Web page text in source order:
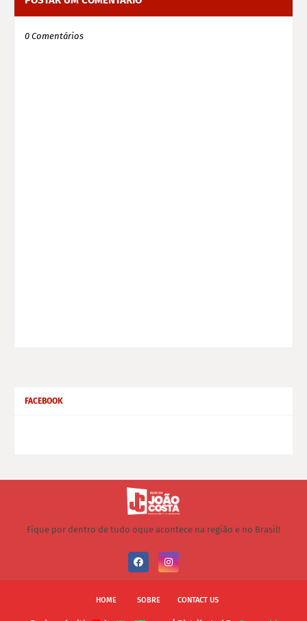
0 Comentários
FACEBOOK
Fique por dentro de tudo oque acontece na região e no Brasil!
HOME SOBRE CONTACT US